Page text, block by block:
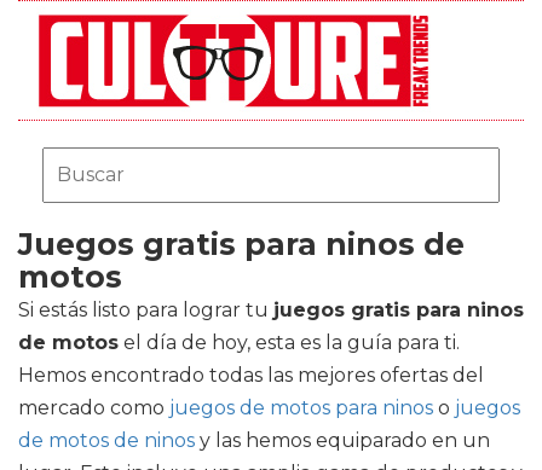
Juegos gratis para ninos de
motos
Si estás listo para lograr tu juegos gratis para ninos
de motos el día de hoy, esta es la guía para ti.
Hemos encontrado todas las mejores ofertas del
mercado como juegos de motos para ninos o juegos
de motos de ninos y las hemos equiparado en un